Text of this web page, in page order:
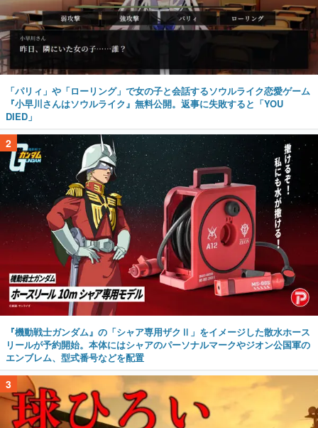
「パリィ」や「ローリング」で女の子と会話するソウルライク恋愛ゲーム
『小早川さんはソウルライク』無料公開。返事に失敗すると「YOU
DIED」
2
『機動戦士ガンダム』の「シャア専用ザクⅡ」をイメージした散水ホース
リールが予約開始。本体にはシャアのパーソナルマークやジオン公国軍の
エンブレム、型式番号などを配置
3